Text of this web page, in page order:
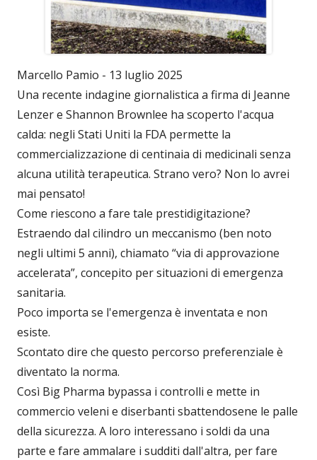
Marcello Pamio - 13 luglio 2025
Una recente indagine giornalistica a firma di Jeanne
Lenzer e Shannon Brownlee ha scoperto l'acqua
calda: negli Stati Uniti la FDA permette la
commercializzazione di centinaia di medicinali senza
alcuna utilità terapeutica. Strano vero? Non lo avrei
mai pensato!
Come riescono a fare tale prestidigitazione?
Estraendo dal cilindro un meccanismo (ben noto
negli ultimi 5 anni), chiamato “via di approvazione
accelerata”, concepito per situazioni di emergenza
sanitaria.
Poco importa se l'emergenza è inventata e non
esiste.
Scontato dire che questo percorso preferenziale è
diventato la norma.
Così Big Pharma bypassa i controlli e mette in
commercio veleni e diserbanti sbattendosene le palle
della sicurezza. A loro interessano i soldi da una
parte e fare ammalare i sudditi dall'altra, per fare